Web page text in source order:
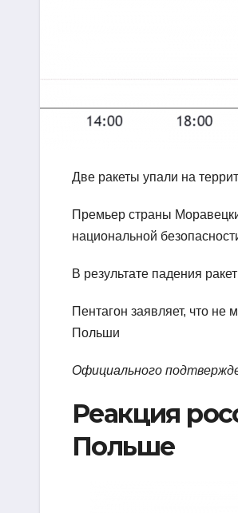
Две ракеты упали на
Премьер страны
национальной
В результате падения
Пентагон заявляет, что не
Польши
Официального
Реакция
Польше